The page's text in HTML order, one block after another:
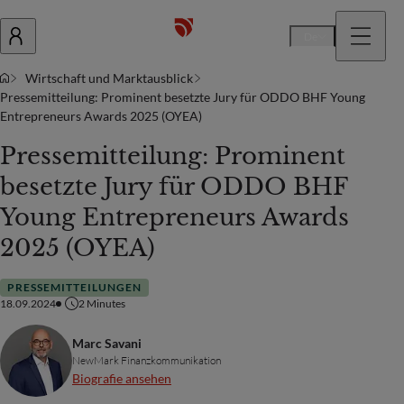
Wirtschaft und Marktausblick
Pressemitteilung: Prominent besetzte Jury für ODDO BHF Young
Entrepreneurs Awards 2025 (OYEA)
Pressemitteilung: Prominent
besetzte Jury für ODDO BHF
Young Entrepreneurs Awards
2025 (OYEA)
PRESSEMITTEILUNGEN
18.09.2024
2 Minutes
Marc Savani
NewMark Finanzkommunikation
Biografie ansehen